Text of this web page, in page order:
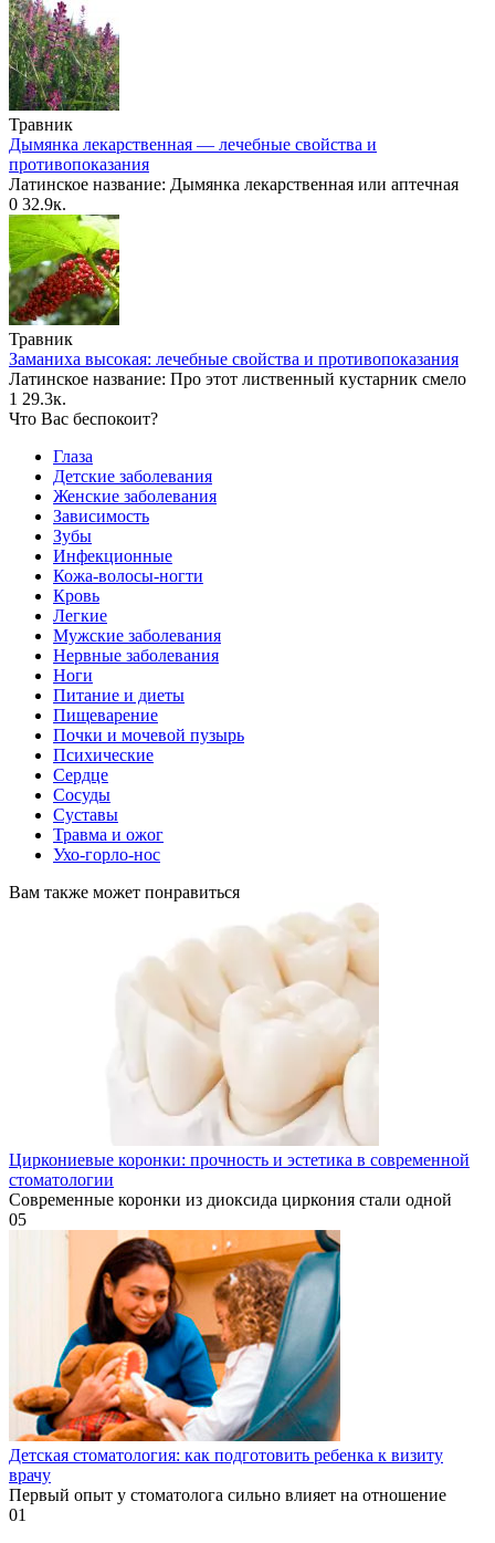
Травник
Дымянка лекарственная — лечебные свойства и
противопоказания
Латинское название: Дымянка лекарственная или аптечная
0 32.9к.
Травник
Заманиха высокая: лечебные свойства и противопоказания
Латинское название: Про этот лиственный кустарник смело
1 29.3к.
Что Вас беспокоит?
Глаза
Детские заболевания
Женские заболевания
Зависимость
Зубы
Инфекционные
Кожа-волосы-ногти
Кровь
Легкие
Мужские заболевания
Нервные заболевания
Ноги
Питание и диеты
Пищеварение
Почки и мочевой пузырь
Психические
Сердце
Сосуды
Суставы
Травма и ожог
Ухо-горло-нос
Вам также может понравиться
Циркониевые коронки: прочность и эстетика в современной
стоматологии
Современные коронки из диоксида циркония стали одной
05
Детская стоматология: как подготовить ребенка к визиту
врачу
Первый опыт у стоматолога сильно влияет на отношение
01